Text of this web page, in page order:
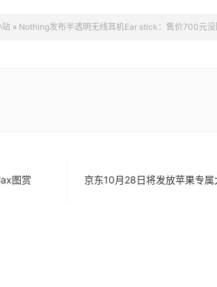
站 » Nothing发布半透明无线耳机Ear stick：售价700元没
图赏
京东10月28日将发放苹果专